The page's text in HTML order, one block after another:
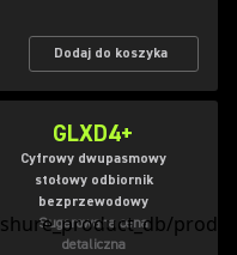
Dodaj do koszyka
GLXD4+
Cyfrowy dwupasmowy
stołowy odbiornik
bezprzewodowy
Sugerowana cena
detaliczna